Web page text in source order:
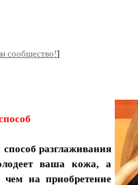
сообщество!]
разглаживания
ваша кожа, а
на приобретение